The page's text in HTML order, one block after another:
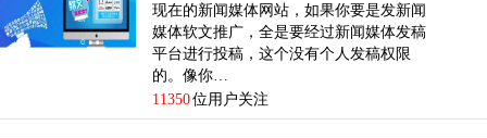
现在的新闻媒体网站，如果你要是发新闻
媒体软文推广，全是要经过新闻媒体发稿
平台进行投稿，这个没有个人发稿权限
的。像你…
11350位用户关注